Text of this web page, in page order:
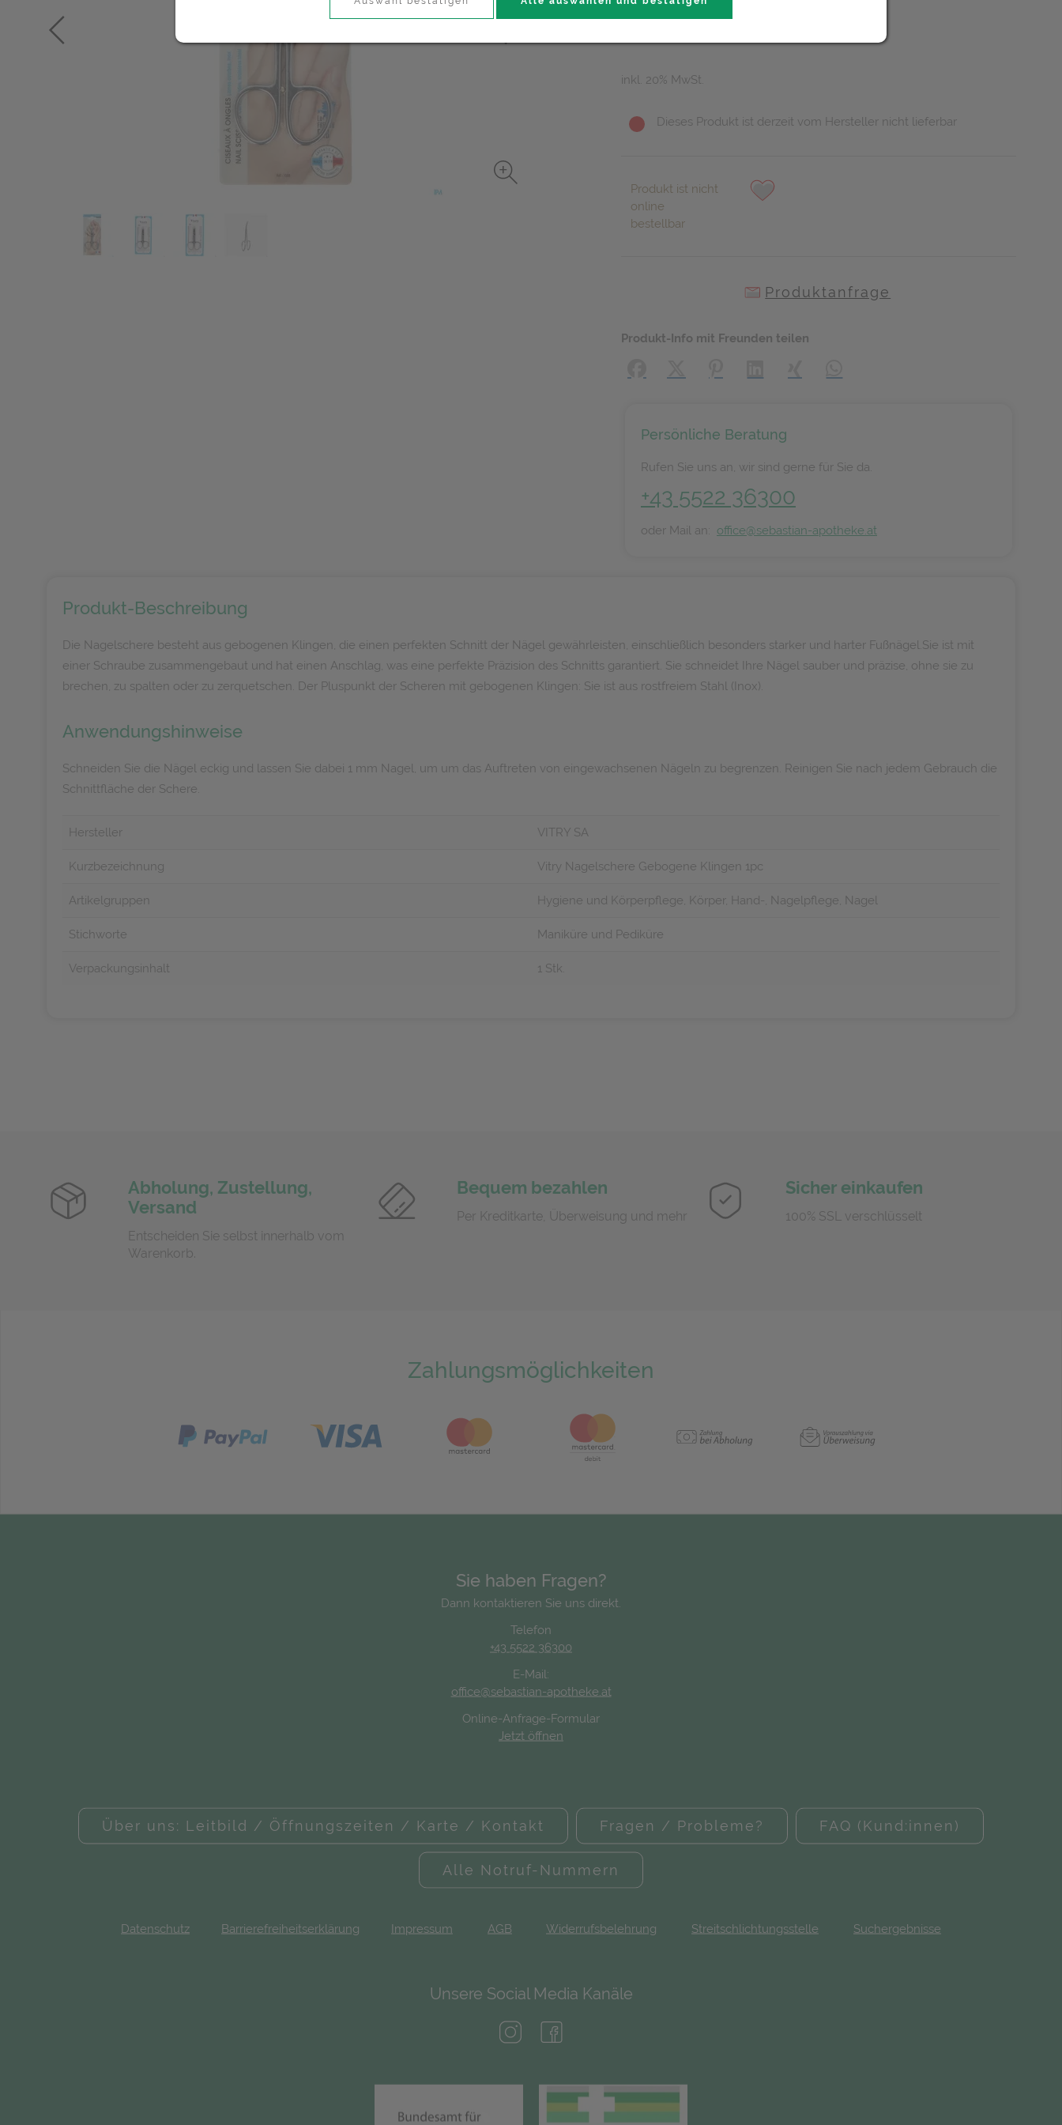
29,80 EUR
inkl. 20% MwSt.
Dieses Produkt ist derzeit vom Hersteller nicht lieferbar
Produkt ist nicht
online
bestellbar
Produktanfrage
Produkt-Info mit Freunden teilen
Persönliche Beratung
Rufen Sie uns an, wir sind gerne für Sie da.
+43 5522 36300
oder Mail an: office@sebastian-apotheke.at
Produkt-Beschreibung
Die Nagelschere besteht aus gebogenen Klingen, die einen perfekten Schnitt der Nägel gewährleisten, einschließlich besonders starker und harter Fußnägel.Sie ist mit
einer Schraube zusammengebaut und hat einen Anschlag, was eine perfekte Präzision des Schnitts garantiert. Sie schneidet Ihre Nägel sauber und präzise, ohne sie zu
brechen, zu spalten oder zu zerquetschen. Der Pluspunkt der Scheren mit gebogenen Klingen: Sie ist aus rostfreiem Stahl (Inox).
Anwendungshinweise
Schneiden Sie die Nägel eckig und lassen Sie dabei 1 mm Nagel, um um das Auftreten von eingewachsenen Nägeln zu begrenzen. Reinigen Sie nach jedem Gebrauch die
Schnittfläche der Schere.
Hersteller VITRY SA
Kurzbezeichnung Vitry Nagelschere Gebogene Klingen 1pc
Artikelgruppen Hygiene und Körperpflege, Körper, Hand-, Nagelpflege, Nagel
Stichworte Maniküre und Pediküre
Verpackungsinhalt 1 Stk.
Abholung, Zustellung,
Versand
Entscheiden Sie selbst innerhalb vom
Warenkorb.
Bequem bezahlen
Per Kreditkarte, Überweisung und mehr
Sicher einkaufen
100% SSL verschlüsselt
Zahlungsmöglichkeiten
Sie haben Fragen?
Dann kontaktieren Sie uns direkt.
Telefon
+43 5522 36300
E-Mail:
office@sebastian-apotheke.at
Online-Anfrage-Formular
Jetzt öffnen
Über uns: Leitbild / Öffnungszeiten / Karte / Kontakt Fragen / Probleme? FAQ (Kund:innen)
Alle Notruf-Nummern
Datenschutz Barrierefreiheitserklärung Impressum AGB Widerrufsbelehrung Streitschlichtungsstelle Suchergebnisse
Unsere Social Media Kanäle
(öffnet in neuem Tab)
(öffnet in neuem Tab)